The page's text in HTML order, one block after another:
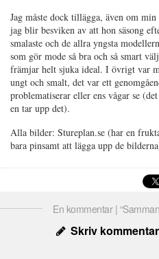
Jag måste dock tillägga, även om
jag blir besviken av att hon säsong
smalaste och de allra yngsta
som gör mode så bra och så smart
främjar helt sjuka ideal. I övrigt var
ungt och smalt, det var ett
problematiserar eller ens vågar se
en tar upp det).
Alla bilder: Stureplan.se (har en
bara pinsamt att lägga upp de
En kommentar |
Skriv kommentar